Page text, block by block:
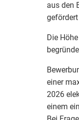
aus den
Die
einer
2026
einem